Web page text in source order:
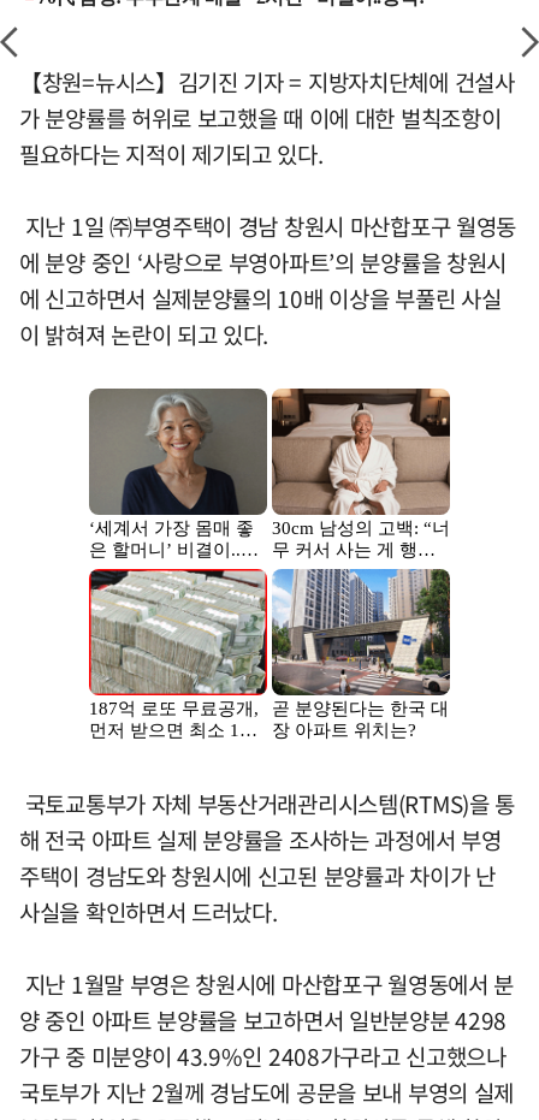
【창원=뉴시스】김기진 기자 = 지방자치단체에 건설사
가 분양률를 허위로 보고했을 때 이에 대한 벌칙조항이
필요하다는 지적이 제기되고 있다.
지난 1일 ㈜부영주택이 경남 창원시 마산합포구 월영동
에 분양 중인 ‘사랑으로 부영아파트’의 분양률을 창원시
에 신고하면서 실제분양률의 10배 이상을 부풀린 사실
이 밝혀져 논란이 되고 있다.
국토교통부가 자체 부동산거래관리시스템(RTMS)을 통
해 전국 아파트 실제 분양률을 조사하는 과정에서 부영
주택이 경남도와 창원시에 신고된 분양률과 차이가 난
사실을 확인하면서 드러났다.
지난 1월말 부영은 창원시에 마산합포구 월영동에서 분
양 중인 아파트 분양률을 보고하면서 일반분양분 4298
가구 중 미분양이 43.9%인 2408가구라고 신고했으나
국토부가 지난 2월께 경남도에 공문을 보내 부영의 실제